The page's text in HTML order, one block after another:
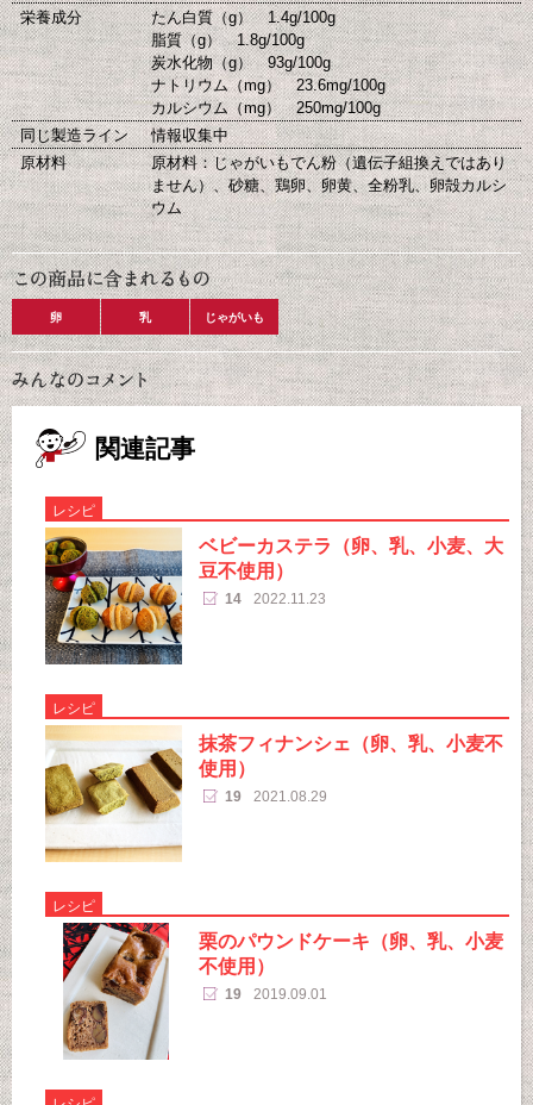
栄養成分
たん白質（g） 1.4g/100g
脂質（g） 1.8g/100g
炭水化物（g） 93g/100g
ナトリウム（mg） 23.6mg/100g
カルシウム（mg） 250mg/100g
同じ製造ライン
情報収集中
原材料
原材料：じゃがいもでん粉（遺伝子組換えではあり
ません）、砂糖、鶏卵、卵黄、全粉乳、卵殻カルシ
ウム
卵 乳 じゃがいも
関連記事
レシピ
ベビーカステラ（卵、乳、小麦、大
豆不使用）
14 2022.11.23
レシピ
抹茶フィナンシェ（卵、乳、小麦不
使用）
19 2021.08.29
レシピ
栗のパウンドケーキ（卵、乳、小麦
不使用）
19 2019.09.01